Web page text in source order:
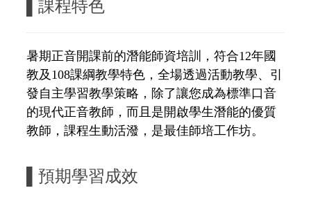
課程特色
暑期正音開課前的潛能師資培訓，符合12年國
教及108課綱教學特色，全場透過活動教學、引
發自主學習教學策略，除了讓您成為標準口音
的現代正音教師，而且是開啟學生潛能的優質
教師，課程生動活潑，是最佳師培工作坊。
預期學習成效